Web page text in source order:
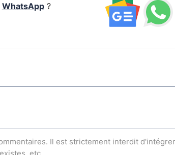
WhatsApp?